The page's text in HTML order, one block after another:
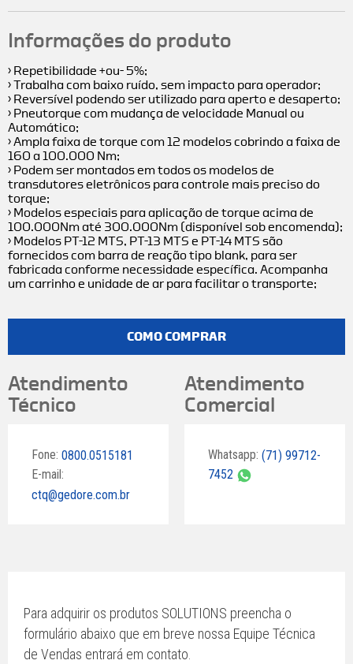
Informações do produto
› Repetibilidade +ou- 5%;
› Trabalha com baixo ruído, sem impacto para operador;
› Reversível podendo ser utilizado para aperto e desaperto;
› Pneutorque com mudança de velocidade Manual ou
Automático;
› Ampla faixa de torque com 12 modelos cobrindo a faixa de
160 a 100.000 Nm;
› Podem ser montados em todos os modelos de
transdutores eletrônicos para controle mais preciso do
torque;
› Modelos especiais para aplicação de torque acima de
100.000Nm até 300.000Nm (disponível sob encomenda);
› Modelos PT-12 MTS, PT-13 MTS e PT-14 MTS são
fornecidos com barra de reação tipo blank, para ser
fabricada conforme necessidade específica. Acompanha
um carrinho e unidade de ar para facilitar o transporte;
COMO COMPRAR
Atendimento
Técnico
Fone: 0800.0515181
E-mail:
ctq@gedore.com.br
Atendimento
Comercial
Whatsapp: (71) 99712-
7452
Para adquirir os produtos SOLUTIONS preencha o
formulário abaixo que em breve nossa Equipe Técnica
de Vendas entrará em contato.